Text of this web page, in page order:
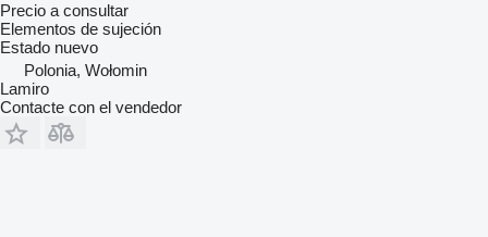
Precio a consultar
Elementos de sujeción
Estado nuevo
Polonia, Wołomin
Lamiro
Contacte con el vendedor